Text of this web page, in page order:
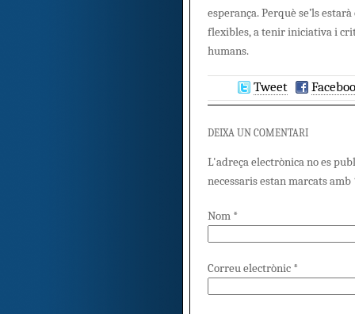
esperança. Perquè se’ls
flexibles, a tenir iniciativa i
humans.
Tweet
DEIXA UN COMENTARI
L'adreça electrònica no es
necessaris estan marcats amb
Nom *
Correu electrònic *